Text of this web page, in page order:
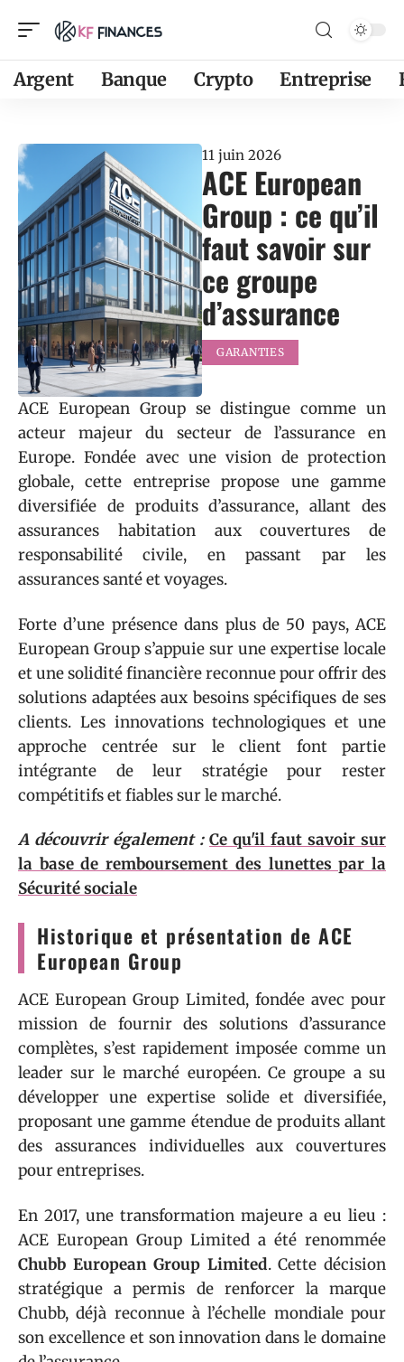
Argent Banque Crypto Entreprise
11 juin 2026
ACE European
Group : ce qu’il
faut savoir sur
ce groupe
d’assurance
GARANTIES
ACE European Group se distingue comme un
acteur majeur du secteur de l’assurance en
Europe. Fondée avec une vision de protection
globale, cette entreprise propose une gamme
diversifiée de produits d’assurance, allant des
assurances habitation aux couvertures de
responsabilité civile, en passant par les
assurances santé et voyages.
Forte d’une présence dans plus de 50 pays, ACE
European Group s’appuie sur une expertise locale
et une solidité financière reconnue pour offrir des
solutions adaptées aux besoins spécifiques de ses
clients. Les innovations technologiques et une
approche centrée sur le client font partie
intégrante de leur stratégie pour rester
compétitifs et fiables sur le marché.
A découvrir également : Ce qu'il faut savoir sur
la base de remboursement des lunettes par la
Sécurité sociale
Historique et présentation de ACE
European Group
ACE European Group Limited, fondée avec pour
mission de fournir des solutions d’assurance
complètes, s’est rapidement imposée comme un
leader sur le marché européen. Ce groupe a su
développer une expertise solide et diversifiée,
proposant une gamme étendue de produits allant
des assurances individuelles aux couvertures
pour entreprises.
En 2017, une transformation majeure a eu lieu :
ACE European Group Limited a été renommée
Chubb European Group Limited. Cette décision
stratégique a permis de renforcer la marque
Chubb, déjà reconnue à l’échelle mondiale pour
son excellence et son innovation dans le domaine